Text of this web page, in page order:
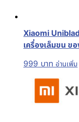
Xiaomi
เครื่องเล็มขน ข
999 บาท อ่านเพิ่ม